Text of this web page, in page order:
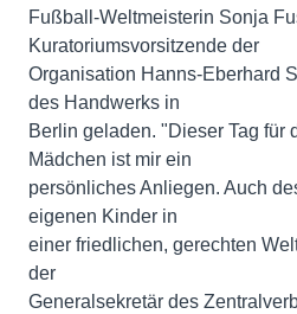
Fußball-Weltmeisterin Sonja
Kuratoriumsvorsitzende der
Organisation Hanns-Eberhard
des Handwerks in
Berlin geladen. "Dieser Tag für
Mädchen ist mir ein
persönliches Anliegen. Auch
eigenen Kinder in
einer friedlichen, gerechten
der
Generalsekretär des